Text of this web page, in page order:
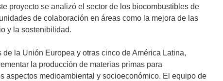
proyecto se analizó el sector de los biocombustibles de
de colaboración en áreas como la mejora de las
y la sostenibilidad.
la Unión Europea y otras cinco de América Latina,
la producción de materias primas para
aspectos medioambiental y socioeconómico. El equipo de